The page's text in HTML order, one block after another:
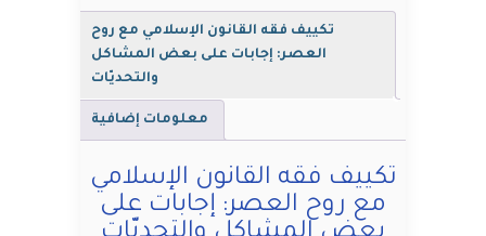
تكييف فقه القانون الإسلامي مع روح
العصر: إجابات على بعض المشاكل
والتحديّات
معلومات إضافية
تكييف فقه القانون الإسلامي
مع روح العصر: إجابات على